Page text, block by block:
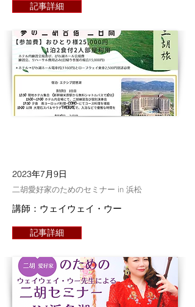
記事詳細
2023年7月9日
二胡愛好家のためのセミナー in 浜松
講師：ウェイウェイ・ウー
記事詳細